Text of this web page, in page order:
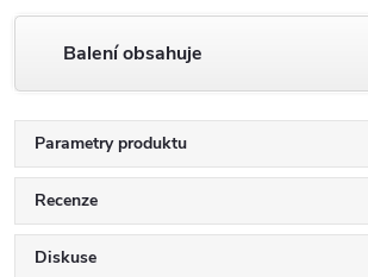
Balení obsahuje
Parametry produktu
Recenze
Diskuse